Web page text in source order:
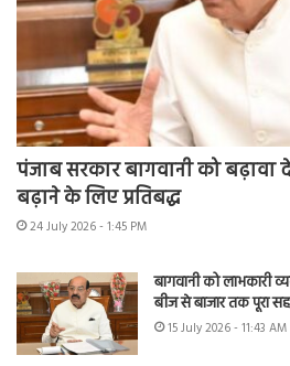
पंजाब सरकार बागवानी को
बढ़ाने के लिए प्रतिबद्ध
24 July 2026 - 1:45 PM
बागवानी को लाभकारी
बीज से बाजार तक पूरा
15 July 2026 - 11:43 AM